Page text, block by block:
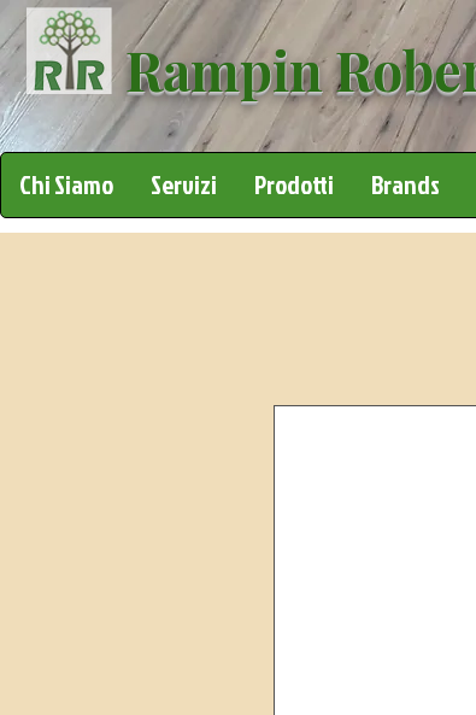
Rampin
Chi Siamo Servizi Prodotti Brands